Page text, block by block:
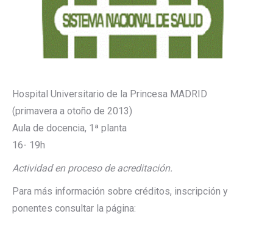
Hospital Universitario de la Princesa MADRID
(primavera a otoño de 2013)
Aula de docencia, 1ª planta
16- 19h
Actividad en proceso de acreditación.
Para más información sobre créditos, inscripción y
ponentes consultar la página: